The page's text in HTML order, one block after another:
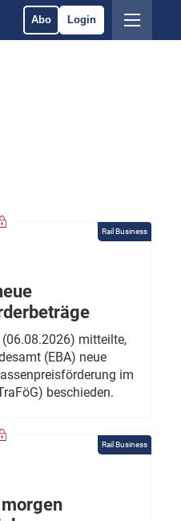
Abo Login
Rail Business
mitteilte,
(EBA) neue
im
beschieden.
Rail Business